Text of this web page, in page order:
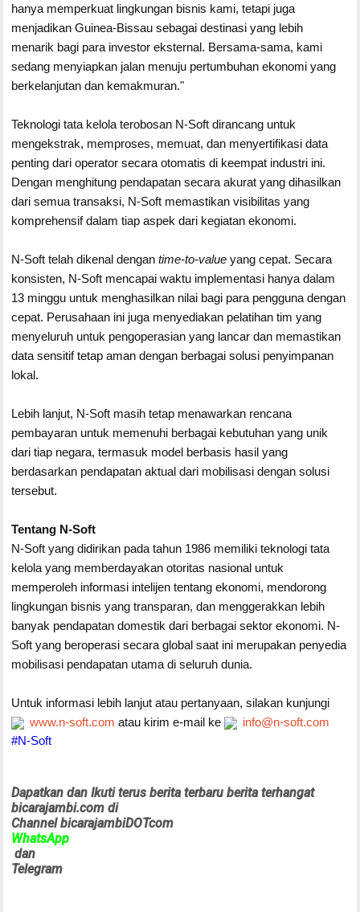
hanya memperkuat lingkungan bisnis kami, tetapi juga
menjadikan Guinea-Bissau sebagai destinasi yang lebih
menarik bagi para investor eksternal. Bersama-sama, kami
sedang menyiapkan jalan menuju pertumbuhan ekonomi yang
berkelanjutan dan kemakmuran."
Teknologi tata kelola terobosan N-Soft dirancang untuk
mengekstrak, memproses, memuat, dan menyertifikasi data
penting dari operator secara otomatis di keempat industri ini.
Dengan menghitung pendapatan secara akurat yang dihasilkan
dari semua transaksi, N-Soft memastikan visibilitas yang
komprehensif dalam tiap aspek dari kegiatan ekonomi.
N-Soft telah dikenal dengantime-to-value yang cepat. Secara
konsisten, N-Soft mencapai waktu implementasi hanya dalam
13 minggu untuk menghasilkan nilai bagi para pengguna dengan
cepat. Perusahaan ini juga menyediakan pelatihan tim yang
menyeluruh untuk pengoperasian yang lancar dan memastikan
data sensitif tetap aman dengan berbagai solusi penyimpanan
lokal.
Lebih lanjut, N-Soft masih tetap menawarkan rencana
pembayaran untuk memenuhi berbagai kebutuhan yang unik
dari tiap negara, termasuk model berbasis hasil yang
berdasarkan pendapatan aktual dari mobilisasi dengan solusi
tersebut.
Tentang N-Soft
N-Soft yang didirikan pada tahun 1986 memiliki teknologi tata
kelola yang memberdayakan otoritas nasional untuk
memperoleh informasi intelijen tentang ekonomi, mendorong
lingkungan bisnis yang transparan, dan menggerakkan lebih
banyak pendapatan domestik dari berbagai sektor ekonomi. N-
Soft yang beroperasi secara global saat ini merupakan penyedia
mobilisasi pendapatan utama di seluruh dunia.
Untuk informasi lebih lanjut atau pertanyaan, silakan kunjungi
www.n-soft.com atau kirim e-mail ke
info@n-soft.com
#N-Soft
Dapatkan danIkuti terus berita terbaru berita terhangat
bicarajambi.com di
Channel bicarajambiDOTcom
WhatsApp
dan
Telegram